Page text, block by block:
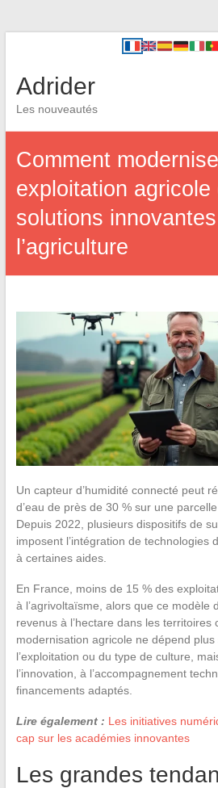
Adrider
Les nouveautés
Comment
exploitation agricole
solutions
l’agriculture
Un capteur d’humidité connecté peut
d’eau de près de 30 % sur une
Depuis 2022, plusieurs dispositifs de
imposent l’intégration de technologies
à certaines aides.
En France, moins de 15 % des
à l’agrivoltaïsme, alors que ce modèle
revenus à l’hectare dans les territoires
modernisation agricole ne dépend
l’exploitation ou du type de culture,
l’innovation, à l’accompagnement
financements adaptés.
Lire également : Les initiatives
cap sur les académies innovantes
Les grandes